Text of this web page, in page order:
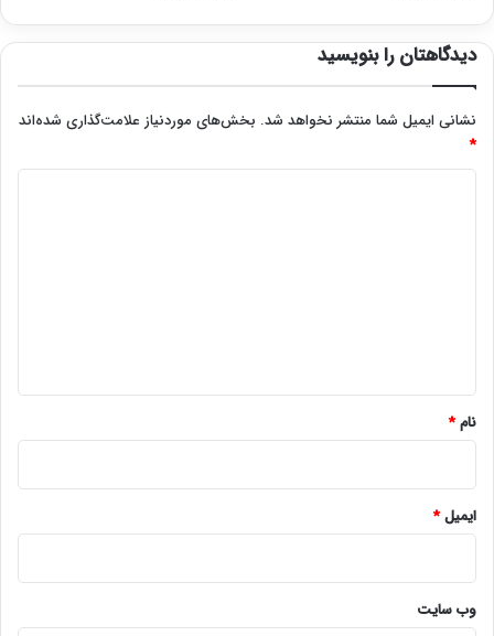
دیدگاهتان را بنویسید
نشانی ایمیل شما منتشر نخواهد شد. بخش‌های موردنیاز علامت‌گذاری شده‌اند
*
نام*
ایمیل*
وب‌ سایت